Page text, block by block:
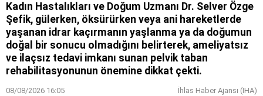
Kadın Hastalıkları ve Doğum Uzmanı Dr. Selver Özge
Şefik, gülerken, öksürürken veya ani hareketlerde
yaşanan idrar kaçırmanın yaşlanma ya da doğumun
doğal bir sonucu olmadığını belirterek, ameliyatsız
ve ilaçsız tedavi imkanı sunan pelvik taban
rehabilitasyonunun önemine dikkat çekti.
08/08/2026 16:05 İhlas Haber Ajansı (IHA)